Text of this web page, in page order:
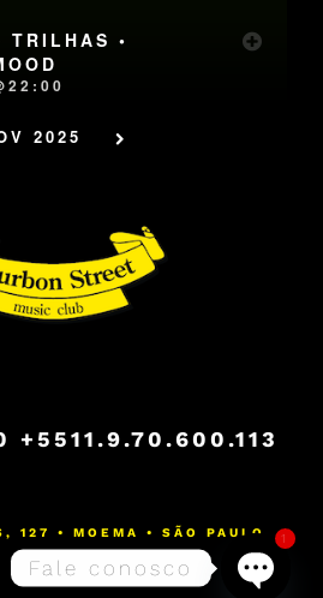
TRILHAS •
2025
+5511.9.70.600.113
127 • MOEMA • SÃO PAULO
Fale conosco
1